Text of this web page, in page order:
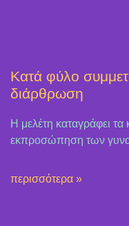
Κατά φύλο
διάρθρωση
Η μελέτη καταγράφει τα
εκπροσώπηση των
περισσότερα »